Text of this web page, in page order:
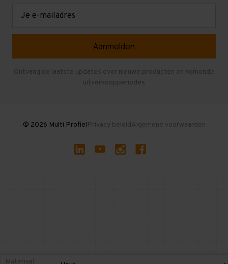
Gebruikte entresolvloeren
Ontvang de laatste updates over nieuwe producten en komende
uitverkoopperiodes
© 2026 Multi ProfielPrivacy beleidAlgemene voorwaarden
Materiaal